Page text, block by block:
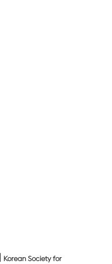
Korean Society for